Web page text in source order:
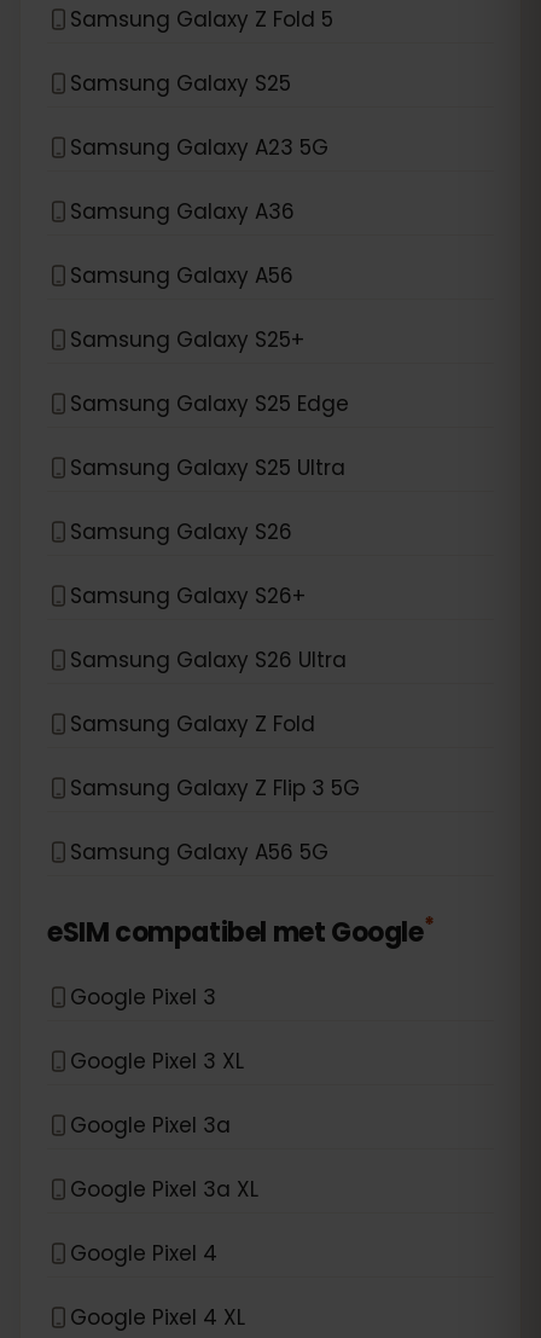
Samsung Galaxy Z Fold 5
Samsung Galaxy S25
Samsung Galaxy A23 5G
Samsung Galaxy A36
Samsung Galaxy A56
Samsung Galaxy S25+
Samsung Galaxy S25 Edge
Samsung Galaxy S25 Ultra
Samsung Galaxy S26
Samsung Galaxy S26+
Samsung Galaxy S26 Ultra
Samsung Galaxy Z Fold
Samsung Galaxy Z Flip 3 5G
Samsung Galaxy A56 5G
eSIM compatibel metGoogle*
Google Pixel 3
Google Pixel 3 XL
Google Pixel 3a
Google Pixel 3a XL
Google Pixel 4
Google Pixel 4 XL